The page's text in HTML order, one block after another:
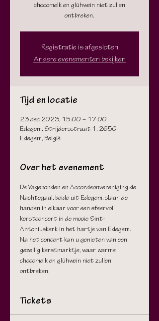
chocomelk en glühwein niet zullen
ontbreken.
Registratie is afgesloten
Andere evenementen bekijken
Tijd en locatie
23 dec 2023, 15:00 – 17:00
Edegem, Strijdersstraat 1, 2650
Edegem, België
Over het evenement
De Vagebonden en Accordeonvereniging de
Nachtegaal, beide uit Edegem, slaan de
handen in elkaar voor een sfeervol
kerstconcert in de mooie Sint-
Antoniuskerk in het hartje van Edegem.
Na het concert kan u genieten van een
gezellig kerstmarktje, waar warme
chocomelk en glühwein niet zullen
ontbreken.
Tickets